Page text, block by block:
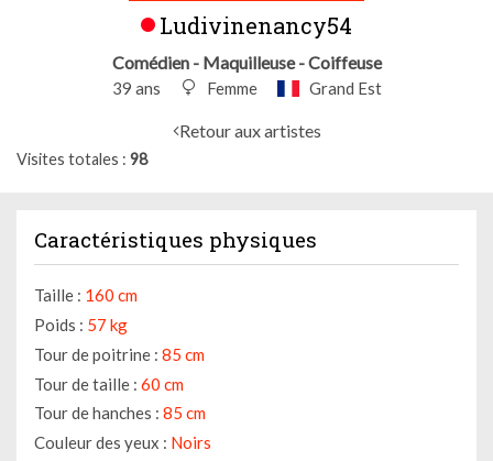
Ludivinenancy54
Comédien - Maquilleuse - Coiffeuse
39 ans Femme Grand Est
Retour aux artistes
Visites totales 98
Caractéristiques physiques
Taille : 160 cm
Poids : 57 kg
Tour de poitrine : 85 cm
Tour de taille : 60 cm
Tour de hanches : 85 cm
Couleur des yeux : Noirs